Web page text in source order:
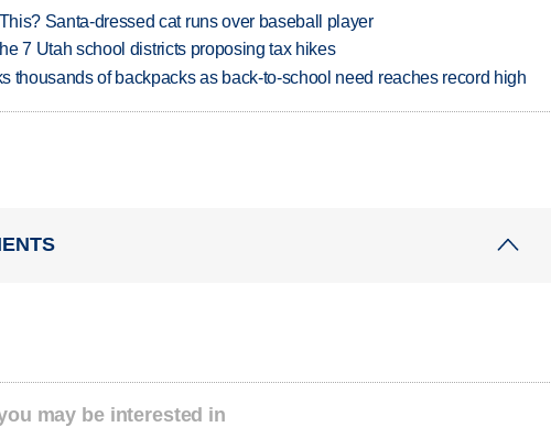
Santa-dressed cat runs over baseball player
7 Utah school districts proposing tax hikes
thousands of backpacks as back-to-school need reaches record high
may be interested in